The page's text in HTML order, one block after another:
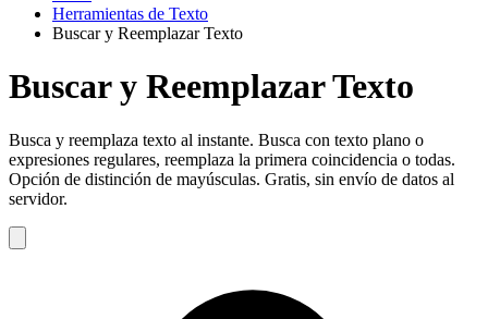
Herramientas de Texto
Buscar y Reemplazar Texto
Buscar y Reemplazar Texto
Busca y reemplaza texto al instante. Busca con texto plano o
expresiones regulares, reemplaza la primera coincidencia o todas.
Opción de distinción de mayúsculas. Gratis, sin envío de datos al
servidor.